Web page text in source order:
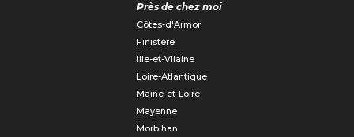
Près de chez moi
Côtes-d'Armor
Finistère
Ille-et-Vilaine
Loire-Atlantique
Maine-et-Loire
Mayenne
Morbihan